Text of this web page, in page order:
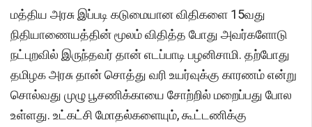
மத்திய அரசு இப்படி கடுமையான விதிகளை 15வது
நிதியாணையத்தின் மூலம் விதித்த போது அவர்களோடு
நட்புறவில் இருந்தவர் தான் எடப்பாடி பழனிசாமி. தற்போது
தமிழக அரசு தான் சொத்து வரி உயர்வுக்கு காரணம் என்று
சொல்வது முழு பூசணிக்காயை சோற்றில் மறைப்பது போல
உள்ளது. உட்கட்சி மோதல்களையும், கூட்டணிக்கு